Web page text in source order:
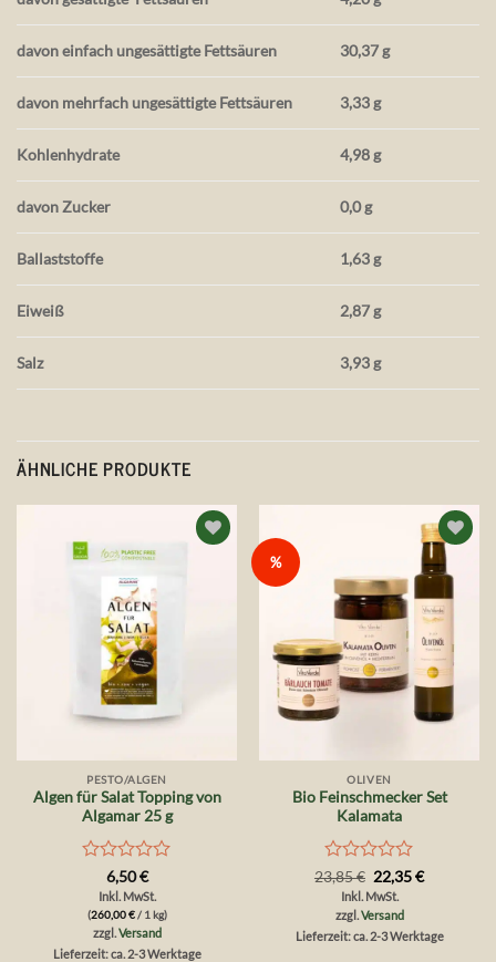
davon einfach ungesättigte Fettsäuren 30,37 g
davon mehrfach ungesättigte Fettsäuren 3,33 g
Kohlenhydrate 4,98 g
davon Zucker 0,0 g
Ballaststoffe 1,63 g
Eiweiß 2,87 g
Salz 3,93 g
ÄHNLICHE PRODUKTE
PESTO/ALGEN
Algen für Salat Topping von
Algamar 25 g
Bewertet
mit
0
von
6,50€
Inkl. MwSt.
(260,00€/ 1 kg)
zzgl. Versand
Lieferzeit: ca. 2-3 Werktage
%
Auf die
Wunschliste
OLIVEN
Bio Feinschmecker Set
Kalamata
Bewertet
mit
von
5
23,85€ Ursprünglicher
Preis
war:
23,85 €
22,35€Aktueller
Inkl. MwSt.
zzgl. Versand
Lieferzeit: ca. 2-3 Werktage